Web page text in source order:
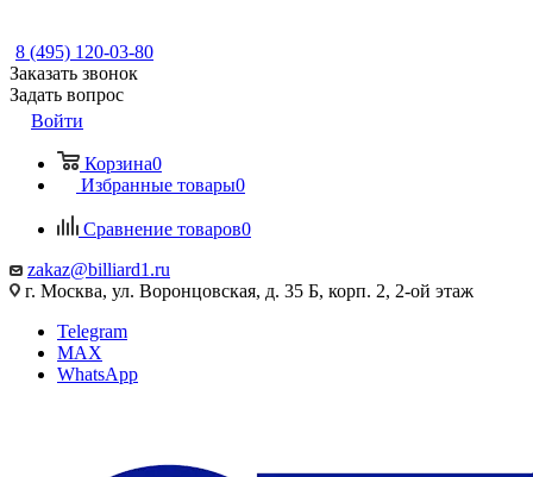
8 (495) 120-03-80
Заказать звонок
Задать вопрос
Войти
Корзина0
Избранные товары0
Сравнение товаров0
zakaz@billiard1.ru
г. Москва, ул. Воронцовская, д. 35 Б, корп. 2, 2-ой этаж
Telegram
MAX
WhatsApp